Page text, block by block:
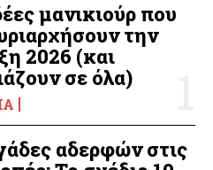
μανικιούρ που
την
2026 (και
σε όλα)
αδερφών στις